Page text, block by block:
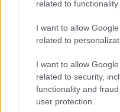
related to
I want to allow
related to
I want to allow
related to security,
functionality and
user protection.
εν είναι
από τις ΗΠΑ, όπου
μηχανουργός,
έχει εφοδιαστεί
ήθελε να κάνει
Ερωτηθείς πώς
άδεια οπλοκατοχής